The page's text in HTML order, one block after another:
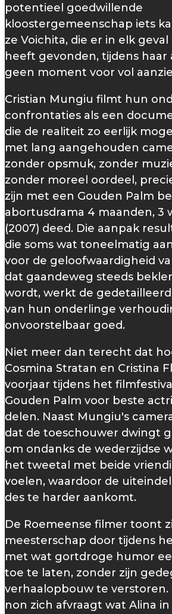
potentieel goedwillende
kloostergemeenschap iets
ze Voichita, die er in elk
heeft gevonden, tijdens haar
geen moment voor vol
Cristian Mungiu filmt hun
confrontaties als een
die de realiteit zo eerlijk
met lang aangehouden
zonder opsmuk, zonder
zonder moreel oordeel,
zijn met een Gouden Palm
abortusdrama 4 maanden, 3
(2007) deed. Die aanpak
die soms wat toneelmatig
voor de geloofwaardigheid
dat gaandeweg steeds
wordt, werkt de
van hun onderlinge
onvoorstelbaar goed.
Niet meer dan terecht dat
Cosmina Stratan en Cristina
voorjaar tijdens het
Gouden Palm voor beste
delen. Naast Mungiu's
dat de toeschouwer dwingt
om ondanks de wederzijdse
het tweetal met beide
voelen, waardoor de
des te harder aankomt.
De Roemeense filmer toont
meesterschap door tijdens
met wat gortdroge humor
toe te laten, zonder zijn
verhaalopbouw te verstoren.
non zich afvraagt wat Alina